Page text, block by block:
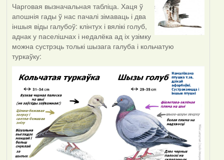
Чарговая вызначальная табліца. Хаця ў
апошнія гады ў нас пачалі зімаваць і два
іншыя віды галубоў: клінтух і вялікі голуб,
аднак у паселішчах і недалёка ад іх узімку
можна сустрэць толькі шызага галуба і кольчатую
туркаўку: